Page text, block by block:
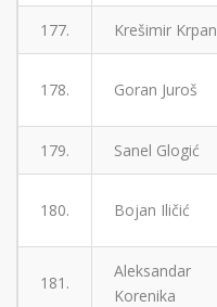
177. Krešimir Krpan
178. Goran Juroš
179. Sanel Glogić
180. Bojan Iličić
181.
Aleksandar
Korenika